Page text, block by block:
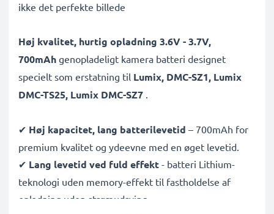
ikke det perfekte billede
Høj kvalitet, hurtig opladning 3.6V - 3.7V,
700mAh genopladeligt kamera batteri designet
specielt som erstatning til Lumix, DMC-SZ1, Lumix
DMC-TS25, Lumix DMC-SZ7 .
✔ Høj kapacitet, lang batterilevetid – 700mAh for
premium kvalitet og ydeevne med en øget levetid.
✔ Lang levetid ved fuld effekt - batteri Lithium-
teknologi uden memory-effekt til fastholdelse af
opladning uden strømudsving.